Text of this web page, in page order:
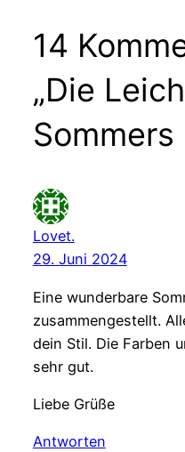
14
„Die
Sommers
Lovet.
29. Juni 2024
Eine wunderbare
zusammengestellt.
dein Stil. Die Farben
sehr gut.
Liebe Grüße
Antworten